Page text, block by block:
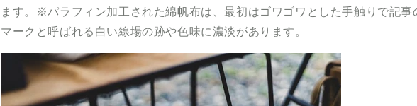
ます。※パラフィン加工された綿帆布は、最初はゴワゴワとした手触りで記事
マークと呼ばれる白い線場の跡や色味に濃淡があります。